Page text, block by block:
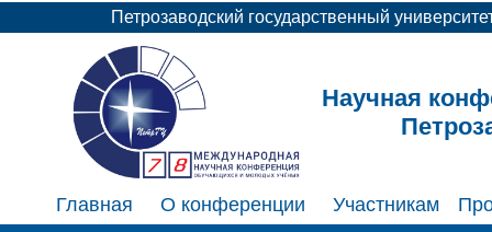
Петрозаводский государственный
Научная
Главная О конференции Участникам